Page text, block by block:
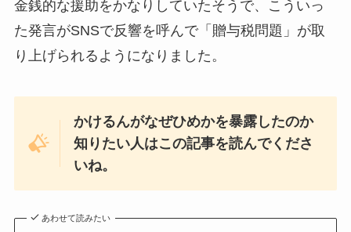
金銭的な援助をかなりしていたそうで、こういっ
た発言がSNSで反響を呼んで「贈与税問題」が取
り上げられるようになりました。
かけるんがなぜひめかを暴露したのか
知りたい人はこの記事を読んでくださ
いね。
あわせて読みたい